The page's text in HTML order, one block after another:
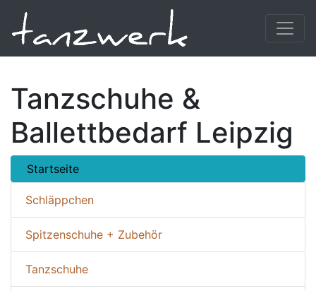
Tanzschuhe &
Ballettbedarf Leipzig
Startseite
Schläppchen
Spitzenschuhe + Zubehör
Tanzschuhe